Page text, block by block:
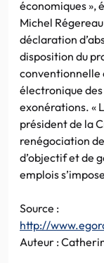
économiques »,
Michel
déclaration
disposition du
conventionnelle
électronique
exonérations. «
président de la
renégociation
d’objectif et de
emplois
Source :
http://
Auteur :